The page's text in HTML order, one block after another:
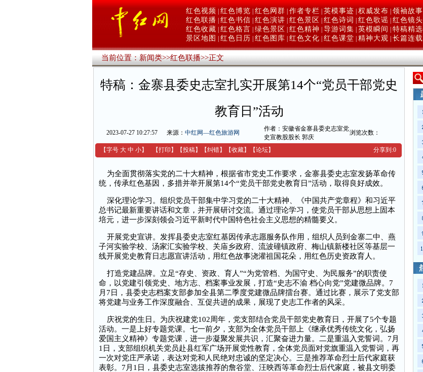
红色视频 红色博览 红色网群 作者专栏 英模事迹 权威发布 领袖故事
红色联播 红色书信 红色演讲 红色景区 红色诗词 红色歌谣 红色镜头
红色收藏 红色格言 绿色景区 红色精神 导游词集 英模瞬间 特稿精选
景区地图
红色日历 红色图库 红色文化 红色课堂 精神大观 长篇连载
当前位置：新闻类>>红色联播>>正文
特稿：金寨县委史志室扎实开展第14个“党员干部党史
教育日”活动
2023-07-27 10:27:57 来源： 中红网—红色旅游网
作者：安徽省金寨县委史志室党
史宣教股股长 郭庆
浏览次数：
【字号 大 中 小】 【打印 】 【投稿】 【纠错】 【收藏】 【论坛】 分享到:0
为全面贯彻落实党的二十大精神，根据省市党史工作要求，金寨县委史志室发扬革命传
统，传承红色基因，多措并举开展第14个“党员干部党史教育日”活动，取得良好成效。
深化理论学习。组织党员干部集中学习党的二十大精神、《中国共产党章程》和习近平
总书记最新重要讲话和文章，并开展研讨交流。通过理论学习，使党员干部从思想上固本
培元，进一步深刻领会习近平新时代中国特色社会主义思想的精髓要义。
开展党史宣讲。发挥县委史志室红基因传承志愿服务队作用，组织人员到金寨二中、燕
子河实验学校、汤家汇实验学校、关庙乡政府、流波䃥镇政府、梅山镇新楼社区等基层一
线开展党史教育日志愿宣讲活动，用红色故事浇灌祖国花朵，用红色历史资政育人。
打造党建品牌。立足“存史、资政、育人”“为党管档、为国守史、为民服务”的职责使
命，以党建引领党史、地方志、档案事业发展，打造“史志不渝 档心向党”党建微品牌。7
月7日，县委史志档案支部参加全县第二季度党建微品牌擂台赛。通过比赛，展示了党支部
将党建与业务工作深度融合、互促共进的成果，展现了史志工作者的风采。
庆祝党的生日。为庆祝建党102周年，党支部结合党员干部党史教育日，开展了5个专题
活动。一是上好专题党课。七一前夕，支部为全体党员干部上《继承优秀传统文化，弘扬
爱国主义精神》专题党课，进一步凝聚发展共识，汇聚奋进力量。二是重温入党誓词。7月
1日，支部组织机关党员赴县红军广场开展党性教育，全体党员面对党旗重温入党誓词，再
一次对党庄严承诺，表达对党和人民绝对忠诚的坚定决心。三是推荐革命烈士后代家庭获
表彰。7月1日，县委史志室选拔推荐的詹谷堂、汪映西等革命烈士后代家庭，被县文明委